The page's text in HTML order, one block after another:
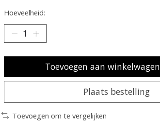
Hoeveelheid:
Toevoegen aan winkelwagen
Plaats bestelling
Toevoegen om te vergelijken